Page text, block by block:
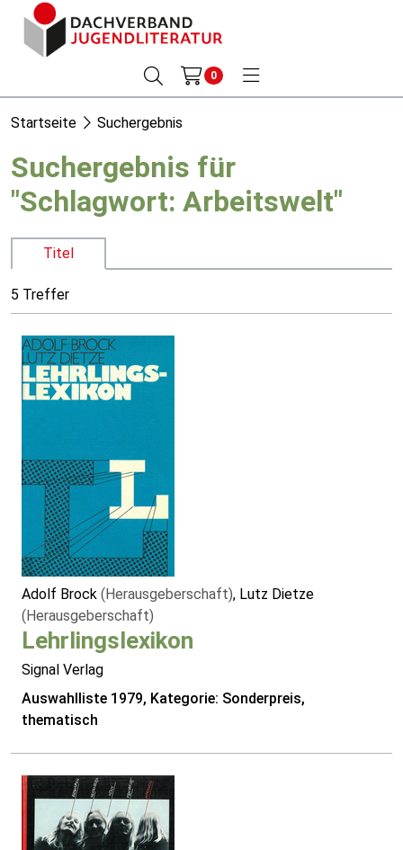
0
Startseite Suchergebnis
Suchergebnis für
"Schlagwort: Arbeitswelt"
Titel
5 Treffer
Adolf Brock (Herausgeberschaft), Lutz Dietze
(Herausgeberschaft)
Lehrlingslexikon
Signal Verlag
Auswahlliste 1979, Kategorie: Sonderpreis,
thematisch